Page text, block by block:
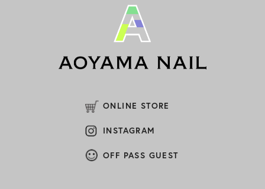
(1)
(1)
2025年9月 (1)
2025年7月 (2)
2025年6月
2025年5月
ONLINE STORE
INSTAGRAM
OFF PASS GUEST